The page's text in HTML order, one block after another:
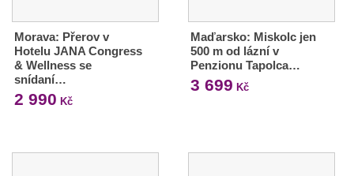
Morava: Přerov v
Hotelu JANA Congress
& Wellness se
snídaní…
2 990 Kč
Maďarsko: Miskolc jen
500 m od lázní v
Penzionu Tapolca…
3 699 Kč